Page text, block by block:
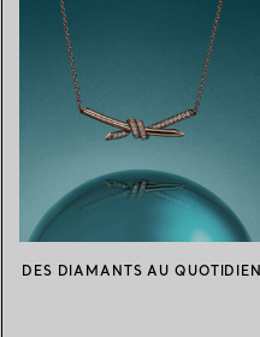
DES DIAMANTS AU QUOTIDIEN